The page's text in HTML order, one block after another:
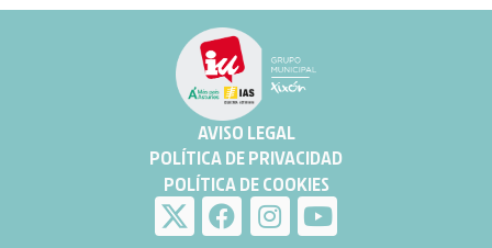
AVISO LEGAL
POLÍTICA DE PRIVACIDAD
POLÍTICA DE COOKIES